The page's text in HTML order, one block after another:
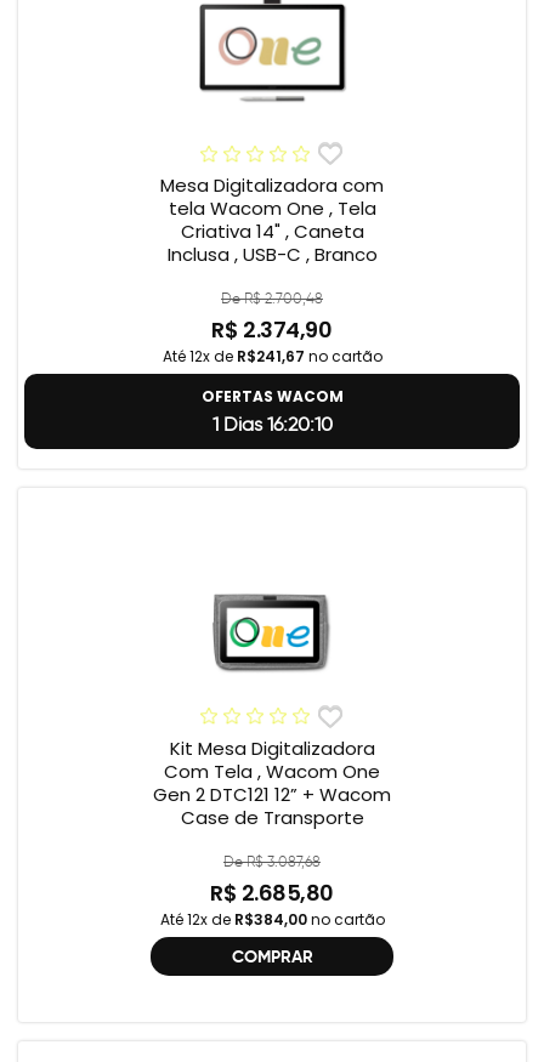
Mesa Digitalizadora com
tela Wacom One , Tela
Criativa 14" , Caneta
Inclusa , USB-C , Branco
De R$ 2.700,48
R$ 2.374,90
Até 12x de R$241,67 no cartão
OFERTAS WACOM
1 Dias 16:20:9
Kit Mesa Digitalizadora
Com Tela , Wacom One
Gen 2 DTC121 12” + Wacom
Case de Transporte
De R$ 3.087,68
R$ 2.685,80
Até 12x de R$384,00no cartão
COMPRAR